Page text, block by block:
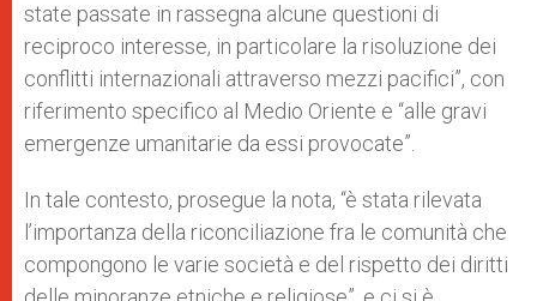
state passate in rassegna alcune questioni di
reciproco interesse, in particolare la risoluzione dei
conflitti internazionali attraverso mezzi pacifici”, con
riferimento specifico al Medio Oriente e “alle gravi
emergenze umanitarie da essi provocate”.
In tale contesto, prosegue la nota, “è stata rilevata
l’importanza della riconciliazione fra le comunità che
compongono le varie società e del rispetto dei diritti